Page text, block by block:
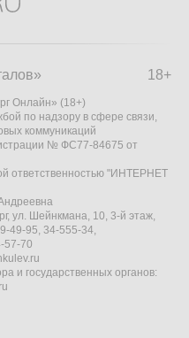
18+
Онлайн» (18+)
по надзору в сфере связи,
коммуникаций
№ ФС77-84675 от
ответственностью "ИНТЕРНЕТ
ул. Шейнкмана, 10, 3-й этаж,
49-95, 34-555-34,
57-70
и государственных органов: